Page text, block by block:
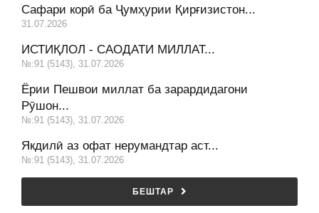
Сафари корӣ ба Ҷумҳурии Қирғизистон...
31.07.2026
ИСТИҚЛОЛ - САОДАТИ МИЛЛАТ...
№:91 (5143), 31.07.2026
Ёрии Пешвои миллат ба зарардидагони
Рӯшон...
№:91 (5143), 31.07.2026
Якдилӣ аз офат нерумандтар аст...
№:91 (5143), 31.07.2026
БЕШТАР